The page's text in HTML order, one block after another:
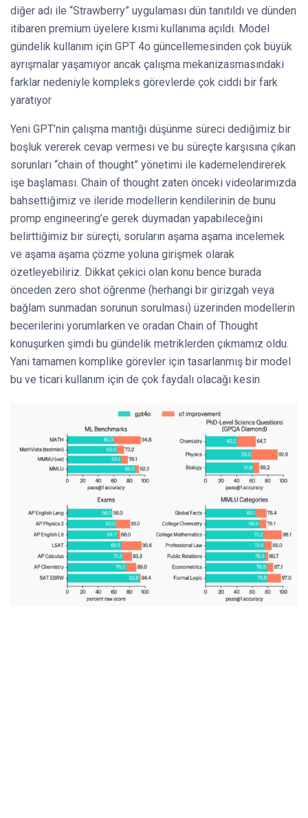
diğer adı ile “Strawberry” uygulaması dün tanıtıldı ve dünden
itibaren premium üyelere kısmi kullanıma açıldı. Model
gündelik kullanım için GPT 4o güncellemesinden çok büyük
ayrışmalar yaşamıyor ancak çalışma mekanizasmasındaki
farklar nedeniyle kompleks görevlerde çok ciddi bir fark
yaratıyor
Yeni GPT’nin çalışma mantığı düşünme süreci dediğimiz bir
boşluk vererek cevap vermesi ve bu süreçte karşısına çıkan
sorunları “chain of thought” yönetimi ile kademelendirerek
işe başlaması. Chain of thought zaten önceki videolarımızda
bahsettiğimiz ve ileride modellerin kendilerinin de bunu
promp engineering’e gerek duymadan yapabileceğini
belirttiğimiz bir süreçti, soruların aşama aşama incelemek
ve aşama aşama çözme yoluna girişmek olarak
özetleyebiliriz. Dikkat çekici olan konu bence burada
önceden zero shot öğrenme (herhangi bir girizgah veya
bağlam sunmadan sorunun sorulması) üzerinden modellerin
becerilerini yorumlarken ve oradan Chain of Thought
konuşurken şimdi bu gündelik metriklerden çıkmamız oldu.
Yani tamamen komplike görevler için tasarlanmış bir model
bu ve ticari kullanım için de çok faydalı olacağı kesin